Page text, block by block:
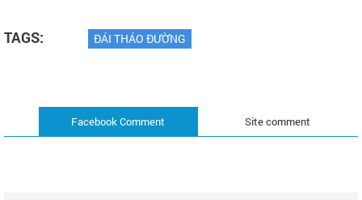
TAGS: ĐÁI THÁO ĐƯỜNG
Site comment
Facebook Comment